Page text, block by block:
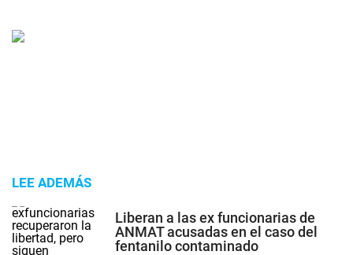
LEE ADEMÁS
Liberan a las ex funcionarias de
ANMAT acusadas en el caso del
fentanilo contaminado